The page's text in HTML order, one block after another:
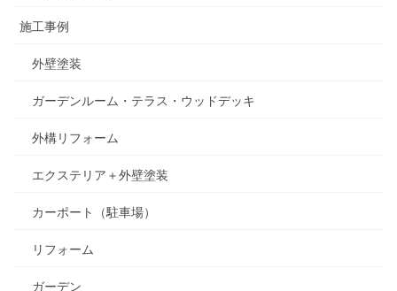
施工事例
外壁塗装
ガーデンルーム・テラス・ウッドデッキ
外構リフォーム
エクステリア＋外壁塗装
カーポート（駐車場）
リフォーム
ガーデン